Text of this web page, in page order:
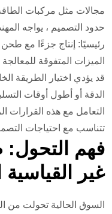
حدود التصميم ، يواجه
رئيسيًا: إنتاج جزءًا مع طحن
الميزات المتفوقة
قد يؤدي اختيار الطريقة
الدقة أو أطول أوقات
تتناسب مع احتياجات
غير
السوق الحالية تحولت من